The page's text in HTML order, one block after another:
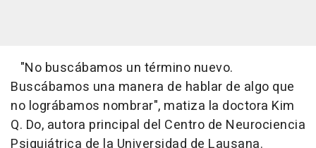
"No buscábamos un término nuevo.
Buscábamos una manera de hablar de algo que
no lográbamos nombrar", matiza la doctora Kim
Q. Do, autora principal del Centro de Neurociencia